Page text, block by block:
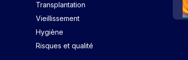
Transplantation
Vieillissement
Hygiène
Risques et qualité